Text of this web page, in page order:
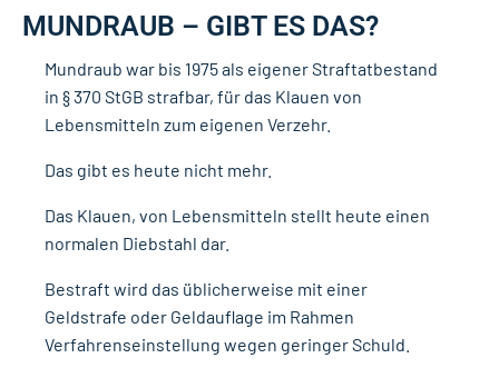
MUNDRAUB – GIBT ES DAS?
Mundraub war bis 1975 als eigener Straftatbestand
in § 370 StGB strafbar, für das Klauen von
Lebensmitteln zum eigenen Verzehr.
Das gibt es heute nicht mehr.
Das Klauen, von Lebensmitteln stellt heute einen
normalen Diebstahl dar.
Bestraft wird das üblicherweise mit einer
Geldstrafe oder Geldauflage im Rahmen
Verfahrenseinstellung wegen geringer Schuld.